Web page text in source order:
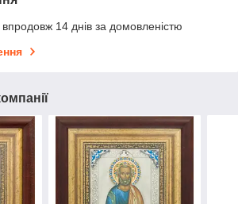
14 днів за домовленістю